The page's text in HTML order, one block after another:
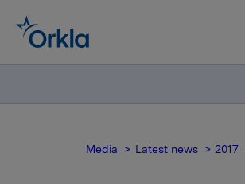
Media Latest news 2017